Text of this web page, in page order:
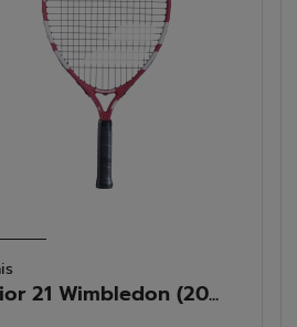
21 Wimbledon (20...